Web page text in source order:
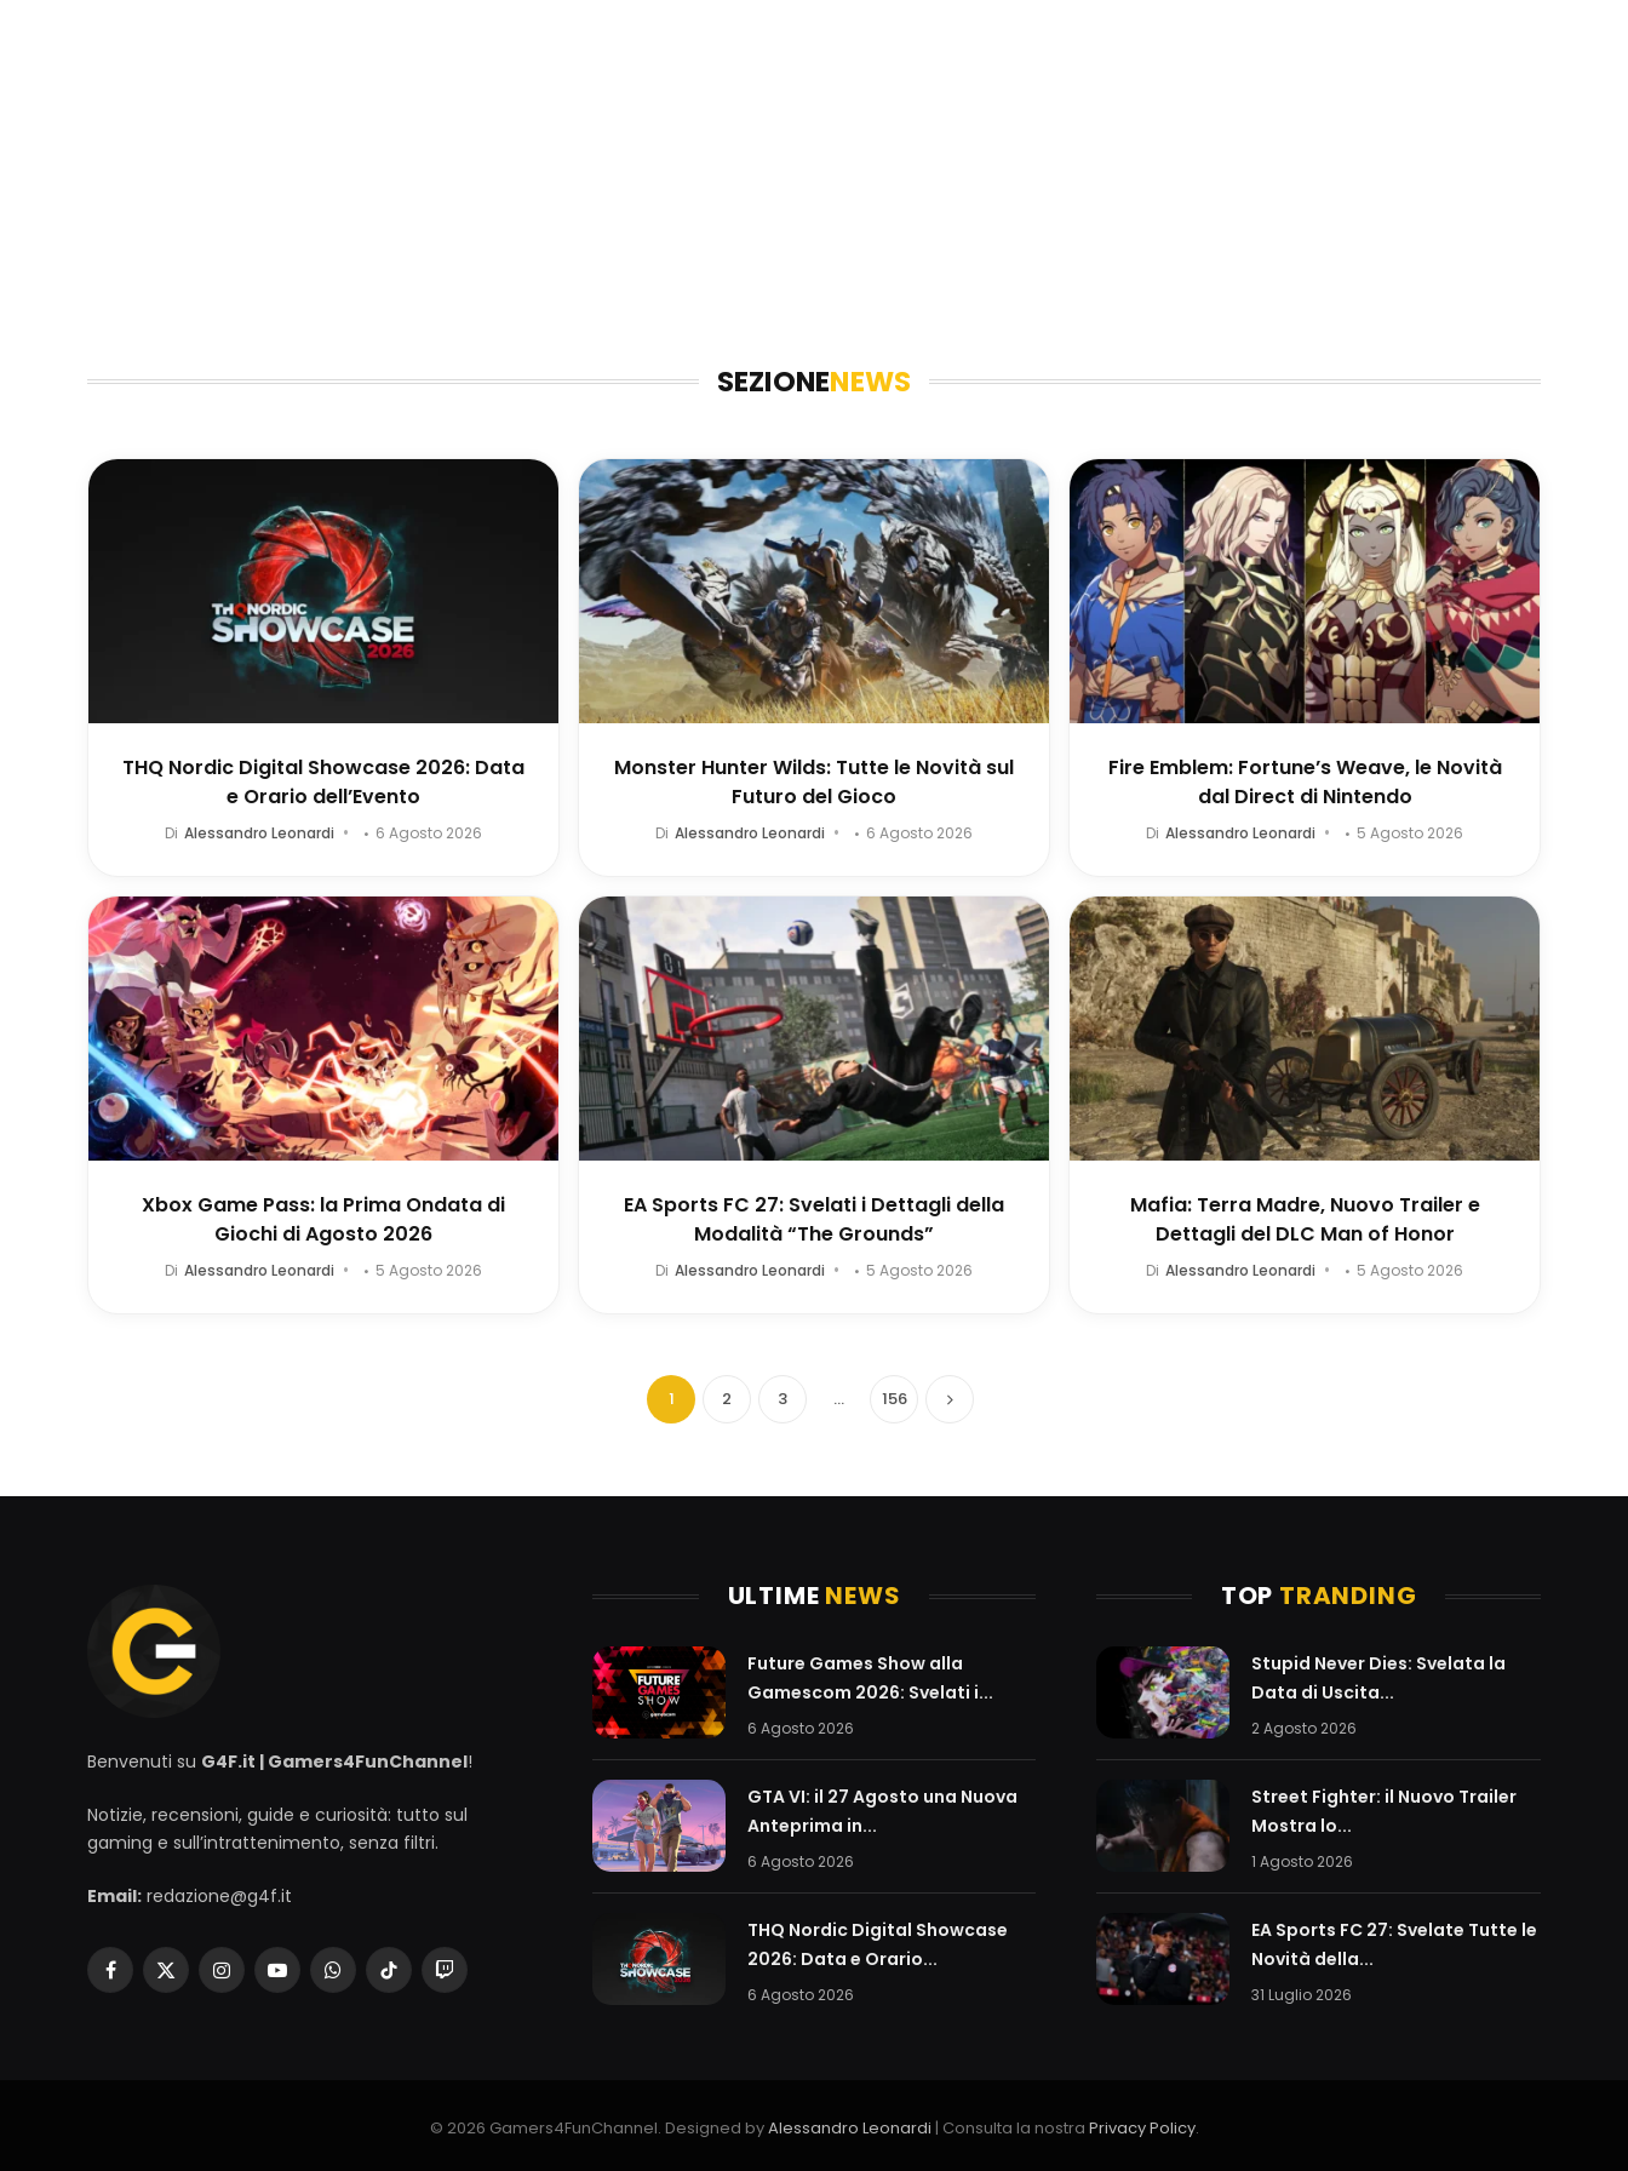
SEZIONENEWS
THQ Nordic Digital Showcase 2026: Data
e Orario dell’Evento
Di Alessandro Leonardi 6 Agosto 2026
Monster Hunter Wilds: Tutte le Novità sul
Futuro del Gioco
Di Alessandro Leonardi 6 Agosto 2026
Fire Emblem: Fortune’s Weave, le Novità
dal Direct di Nintendo
Di Alessandro Leonardi 5 Agosto 2026
Xbox Game Pass: la Prima Ondata di
Giochi di Agosto 2026
Di Alessandro Leonardi 5 Agosto 2026
EA Sports FC 27: Svelati i Dettagli della
Modalità “The Grounds”
Di Alessandro Leonardi 5 Agosto 2026
Mafia: Terra Madre, Nuovo Trailer e
Dettagli del DLC Man of Honor
Di Alessandro Leonardi 5 Agosto 2026
1 2 3 … 156
Benvenuti su G4F.it | Gamers4FunChannel!
Notizie, recensioni, guide e curiosità: tutto sul
gaming e sull’intrattenimento, senza filtri.
Email: redazione@g4f.it
Facebook
X
InstagramYouTubeWhatsAppTikTokTwitch
ULTIME NEWS
Future Games Show alla
Gamescom 2026: Svelati i...
6 Agosto 2026
GTA VI: il 27 Agosto una Nuova
Anteprima in...
6 Agosto 2026
THQ Nordic Digital Showcase
2026: Data e Orario...
6 Agosto 2026
TOP TRANDING
Stupid Never Dies: Svelata la
Data di Uscita...
2 Agosto 2026
Street Fighter: il Nuovo Trailer
Mostra lo...
1 Agosto 2026
EA Sports FC 27: Svelate Tutte le
Novità della...
31 Luglio 2026
© 2026 Gamers4FunChannel. Designed byAlessandro Leonardi | Consulta la nostra Privacy Policy.